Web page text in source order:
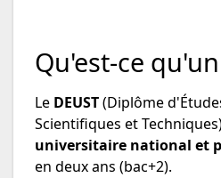
Qu'est-ce qu'un
Le DEUST(Diplôme
Scientifiques et
universitaire national et
en deux ans (bac+2).